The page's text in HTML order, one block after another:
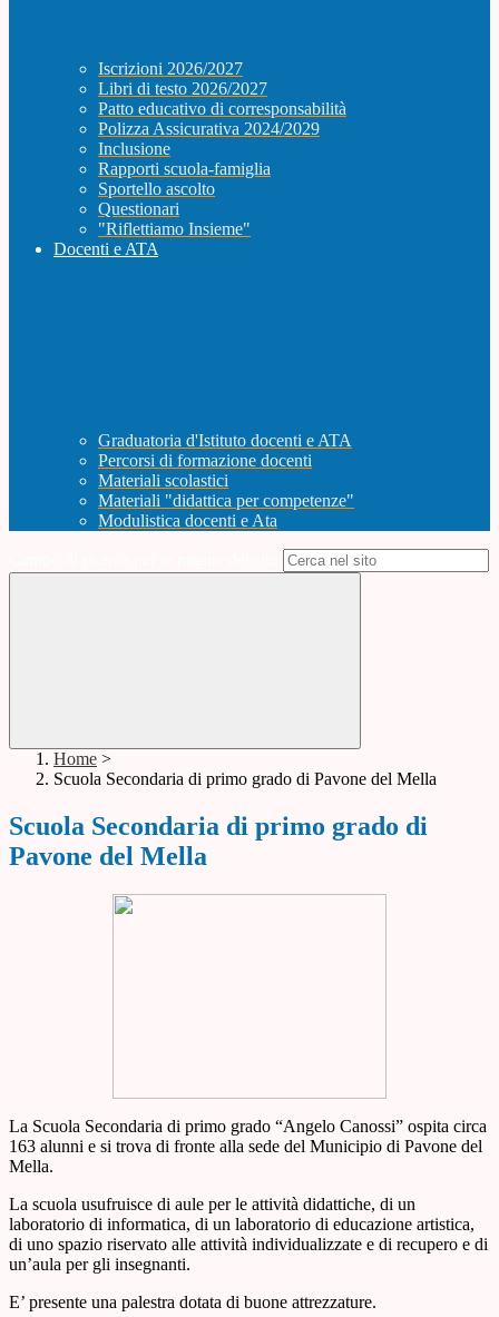
Iscrizioni 2026/2027
Libri di testo 2026/2027
Patto educativo di corresponsabilità
Polizza Assicurativa 2024/2029
Inclusione
Rapporti scuola-famiglia
Sportello ascolto
Questionari
"Riflettiamo Insieme"
Docenti e ATA
Graduatoria d'Istituto docenti e ATA
Percorsi di formazione docenti
Materiali scolastici
Materiali "didattica per competenze"
Modulistica docenti e Ata
Home >
Scuola Secondaria di primo grado di Pavone del Mella
Scuola Secondaria di primo grado di
Pavone del Mella
La Scuola Secondaria di primo grado “Angelo Canossi” ospita circa
163 alunni e si trova di fronte alla sede del Municipio di Pavone del
Mella.
La scuola usufruisce di aule per le attività didattiche, di un
laboratorio di informatica, di un laboratorio di educazione artistica,
di uno spazio riservato alle attività individualizzate e di recupero e di
un’aula per gli insegnanti.
E’ presente una palestra dotata di buone attrezzature.